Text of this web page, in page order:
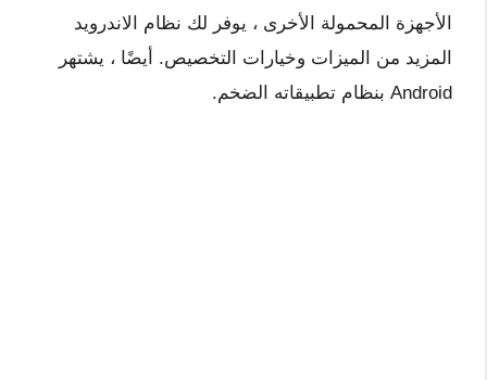
الأجهزة المحمولة الأخرى ، يوفر لك نظام الاندرويد
المزيد من الميزات وخيارات التخصيص. أيضًا ، يشتهر
Android بنظام تطبيقاته الضخم.